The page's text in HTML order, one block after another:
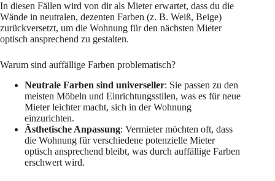
In diesen Fällen wird von dir als Mieter erwartet, dass du die
Wände in neutralen, dezenten Farben (z. B. Weiß, Beige)
zurückversetzt, um die Wohnung für den nächsten Mieter
optisch ansprechend zu gestalten.
Warum sind auffällige Farben problematisch?
Neutrale Farben sind universeller: Sie passen zu den
meisten Möbeln und Einrichtungsstilen, was es für neue
Mieter leichter macht, sich in der Wohnung
einzurichten.
Ästhetische Anpassung: Vermieter möchten oft, dass
die Wohnung für verschiedene potenzielle Mieter
optisch ansprechend bleibt, was durch auffällige Farben
erschwert wird.